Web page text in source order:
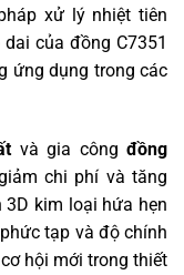
xử lý nhiệt tiên
của đồng C7351
ứng dụng trong các
và gia côngđồng
chi phí và tăng
3D kim loại hứa hẹn
tạp và độ chính
hội mới trong thiết